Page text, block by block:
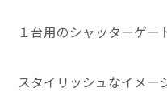
１台用のシャッターゲー
スタイリッシュなイメー